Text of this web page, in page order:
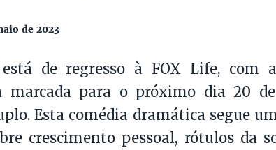
de 2023
de regresso à FOX Life, com
marcada para o próximo dia 20
Esta comédia dramática segue
crescimento pessoal, rótulos da